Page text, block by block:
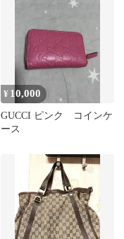
¥ 10,000
GUCCI ピンク コインケ
ース